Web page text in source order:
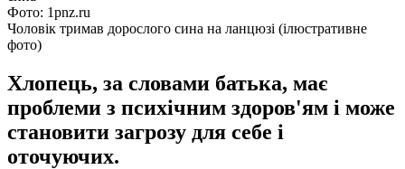
Фото: 1pnz.ru
Чоловік тримав дорослого сина на ланцюзі (ілюстративне
фото)
Хлопець, за словами батька, має
проблеми з психічним здоров'ям і може
становити загрозу для себе і
оточуючих.